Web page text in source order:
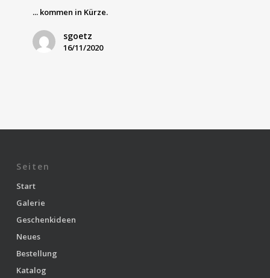
... kommen in Kürze.
sgoetz
16/11/2020
Seiten
Start
Galerie
Geschenkideen
Neues
Bestellung
Katalog